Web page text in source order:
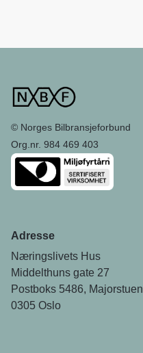
© Norges Bilbransjeforbund
Org.nr. 984 469 403
Adresse
Næringslivets Hus
Middelthuns gate 27
Postboks 5486, Majorstuen
0305 Oslo